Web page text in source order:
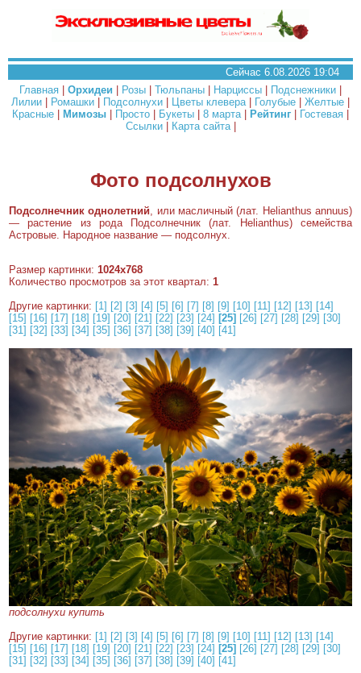
Сейчас 6.08.2026 19:04
Главная
Орхидеи Розы Тюльпаны Нарциссы Подснежники
Лилии
Ромашки Подсолнухи Цветы клевера| Голубые Желтые
Красные
Мимозы Просто Букеты 8 марта| Рейтинг Гостевая
Ссылки| Карта сайта|
Фото подсолнухов
Подсолнечник однолетний, или масличный (лат. Helianthus annuus)
— растение из рода Подсолнечник (лат. Helianthus) семейства
Астровые. Народное название — подсолнух.
Размер картинки: 1024x768
Количество просмотров за этот квартал: 1
Другие картинки: [1] [2] [3] [4] [5] [6] [7] [8] [9] [10] [11] [12] [13] [14]
[15] [16] [17] [18] [19] [20] [21] [22] [23] [24] [25] [26] [27] [28] [29] [30]
[31] [32] [33] [34] [35] [36] [37] [38] [39] [40] [41]
подсолнухи купить
Другие картинки: [1] [2] [3] [4] [5] [6] [7] [8] [9] [10] [11] [12] [13] [14]
[15] [16] [17] [18] [19] [20] [21] [22] [23] [24] [25] [26] [27] [28] [29] [30]
[31] [32] [33] [34] [35] [36] [37] [38] [39] [40] [41]